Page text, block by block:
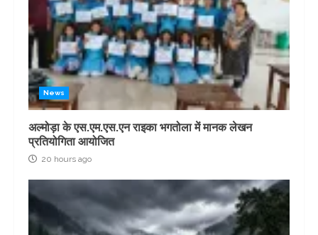
News
अल्मोड़ा के एस.एम.एस.एन राइका भगतोला में मानक लेखन
प्रतियोगिता आयोजित
20 hours ago